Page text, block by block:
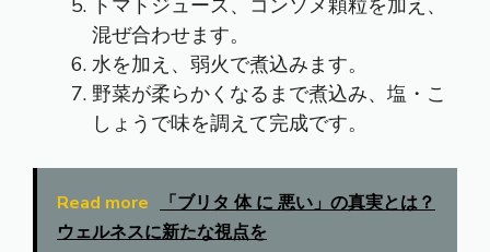
混ぜ合わせます。
水を加え、弱火で煮込みます。
野菜が柔らかくなるまで煮込み、塩・こ
しょうで味を調えて完成です。
Read more
「ブリタ 体 に 悪い」の真実とは？
ウェルネスに新たな視点を